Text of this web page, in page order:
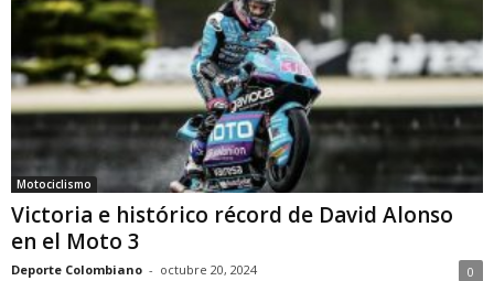
Motociclismo
Victoria e histórico récord de David Alonso
en el Moto 3
Deporte Colombiano - octubre 20, 2024 0